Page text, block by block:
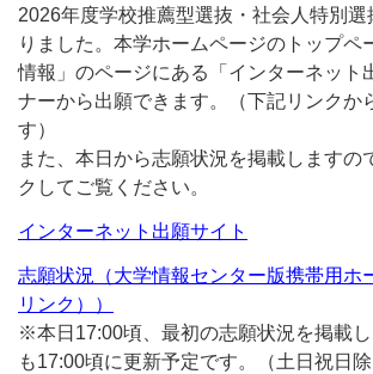
2026年度学校推薦型選抜・社会人特別選
りました。本学ホームページのトップペ
情報」のページにある「インターネット
ナーから出願できます。（下記リンクか
す）
また、本日から志願状況を掲載しますの
クしてご覧ください。
インターネット出願サイト
志願状況（大学情報センター版携帯用ホ
リンク））
※本日17:00頃、最初の志願状況を掲載
も17:00頃に更新予定です。（土日祝日除